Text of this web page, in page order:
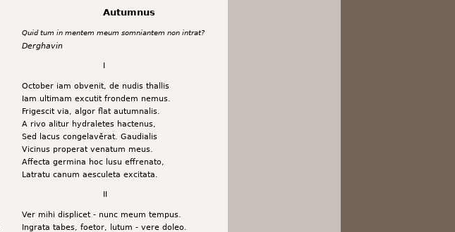
Autumnus
Quid tum in mentem meum somniantem non intrat?
Derghavin
October iam obvenit, de nudis thallis
Iam ultimam excutit frondem nemus.
Frigescit via, algor flat autumnalis.
A rivo alitur hydraletes hactenus,
Sed lacus congelavĕrat. Gaudialis
Vicinus properat venatum meus.
Affecta germina hoc lusu effrenato,
Latratu canum aesculeta excitata.
Ver mihi displicet - nunc meum tempus.
Ingrata tabes, foetor, lutum - vere doleo.